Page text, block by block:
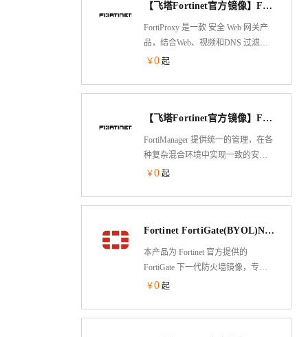
Security Fabric 安全架构中来保障应
用的安全。
【飞塔Fortinet官方镜像】FortiProxy V7（BYOL）安全网关
FortiProxy 是一款 安全 Web 网关产
品，结合Web、视频和DNS 过滤、
数据泄露防护、反病毒、入侵防
￥0 起
【飞塔Fortinet官方镜像】FortiManager V6/V7（BYOL）集中管理器
FortiManager 提供统一的管理，在各
种复杂混合环境中实现一致的安全
性，防御安全威胁。主要优势包括
间的工作流程，并与 500 多个生态
系统合作伙伴集成。
￥0 起
Fortinet FortiGate(BYOL)Next‑Generation Firewall
本产品为 Fortinet 官方提供的
FortiGate 下一代防火墙镜像，专为
在阿里云 ECS 快速部署安全网关的
￥0 起